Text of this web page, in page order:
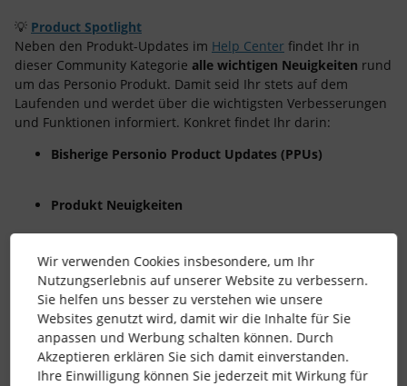
💡 Product Spotlight
Neben den Produkt-Updates im Help Center findet Ihr in
dieser Community Kategorie alle wichtigen Neuigkeiten rund
um das Personio Produkt. Damit seid Ihr stets auf dem
Laufenden und werdet über die wichtigsten Verbesserungen
und Funktionen informiert. Konkret findet Ihr darin:
Bisherige Personio Product Updates (PPUs)
Produkt Neuigkeiten
Learn & Share
Sharing is Caring - Teilt, was bei Euch gut funktioniert im
neuen Bereich. Nutzt die Community, damit nicht jeder das
Rad neu erfinden muss.
Ihr habt eine Darstellung gefunden, die bei Euch im
Unternehmen gut funktioniert, so wie ihr es abbildet? Ganz
egal ob Darstellung der Team-Strukturen, ein Reporting,
Wir verwenden Cookies insbesondere, um Ihr
Nutzungserlebnis auf unserer Website zu verbessern.
Sie helfen uns besser zu verstehen wie unsere
Websites genutzt wird, damit wir die Inhalte für Sie
anpassen und Werbung schalten können. Durch
Akzeptieren erklären Sie sich damit einverstanden.
Ihre Einwilligung können Sie jederzeit mit Wirkung für